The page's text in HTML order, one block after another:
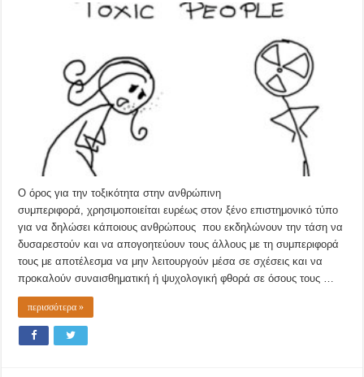
Ο όρος για την τοξικότητα στην ανθρώπινη
συμπεριφορά, χρησιμοποιείται ευρέως στον ξένο επιστημονικό τύπο
για να δηλώσει κάποιους ανθρώπους που εκδηλώνουν την τάση να
δυσαρεστούν και να απογοητεύουν τους άλλους με τη συμπεριφορά
τους με αποτέλεσμα να μην λειτουργούν μέσα σε σχέσεις και να
προκαλούν συναισθηματική ή ψυχολογική φθορά σε όσους τους …
περισσότερα »